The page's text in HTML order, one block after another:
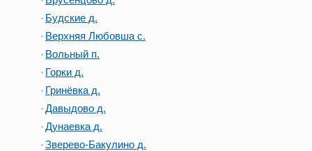
Будские д.
Верхняя Любовша с.
Вольный п.
Горки д.
Гринёвка д.
Давыдово д.
Дунаевка д.
Зверево-Бакулино д.